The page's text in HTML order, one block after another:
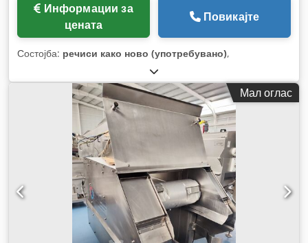
цената
Повикајте
Состојба: речиси како ново (употребувано),
Мал оглас